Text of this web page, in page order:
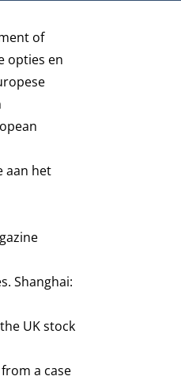
of
opties en
aan het
Shanghai:
UK stock
a case